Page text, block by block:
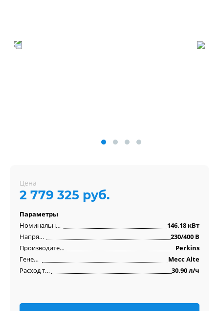
Цена
2 779 325 руб.
Параметры
Номинальная мощность
146.18 кВт
Напряжение
230/400 В
Производитель двигателя
Perkins
Генератор
Mecc Alte
Расход топлива
30.90 л/ч